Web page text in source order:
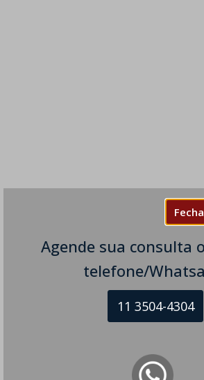
Agende sua consulta
telefone/
11 3504-4304